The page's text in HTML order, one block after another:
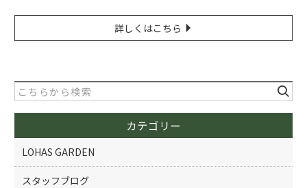
詳しくはこちら
カテゴリー
LOHAS GARDEN
スタッフブログ